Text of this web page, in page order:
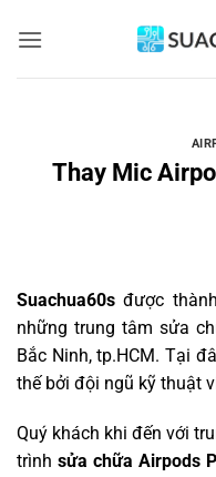
qua
Thay Mic
Suachua60s được
những trung tâm sửa
Bắc Ninh, tp.HCM. Tại
thế bởi đội ngũ kỹ thuật
Quý khách khi đến với
trìnhsửa chữa Airpods